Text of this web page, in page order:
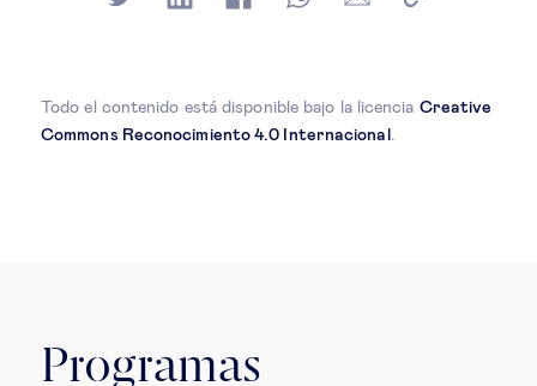
Todo el contenido está disponible bajo la licencia Creative
Commons Reconocimiento 4.0 Internacional .
Programas